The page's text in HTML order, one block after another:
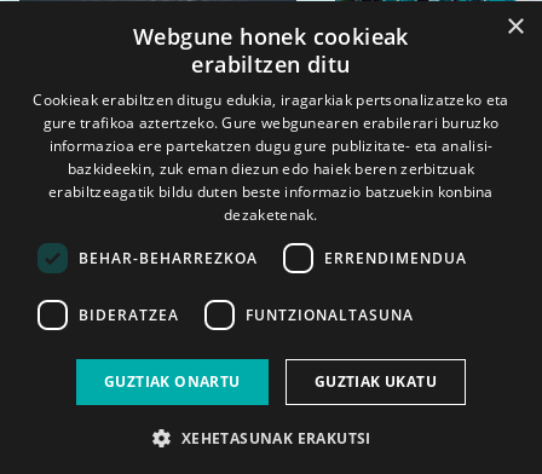
2026ko eka. 1a 2026ko mar. 1a
×
Webgune honek cookieak
erabiltzen ditu
Cookieak erabiltzen ditugu edukia, iragarkiak pertsonalizatzeko eta
gure trafikoa aztertzeko. Gure webgunearen erabilerari buruzko
informazioa ere partekatzen dugu gure publizitate- eta analisi-
bazkideekin, zuk eman diezun edo haiek beren zerbitzuak
erabiltzeagatik bildu duten beste informazio batzuekin konbina
dezaketenak.
BEHAR-BEHARREZKOA ERRENDIMENDUA
BIDERATZEA FUNTZIONALTASUNA
GUZTIAK ONARTU GUZTIAK UKATU
XEHETASUNAK ERAKUTSI